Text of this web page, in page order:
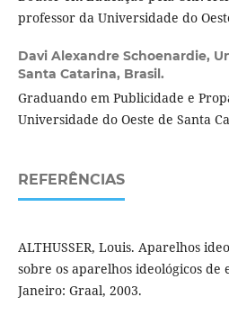
professor da Universidade do
Davi Alexandre Schoenardie,
Santa Catarina, Brasil.
Graduando em Publicidade e
Universidade do Oeste de Santa
REFERÊNCIAS
ALTHUSSER, Louis. Aparelhos
sobre os aparelhos ideológicos de
Janeiro: Graal, 2003.